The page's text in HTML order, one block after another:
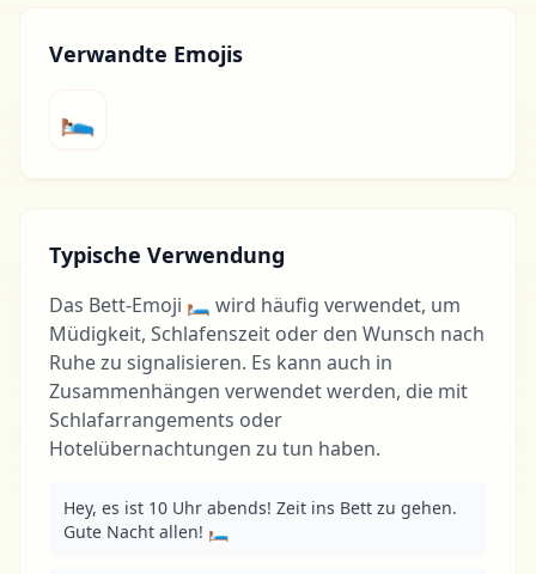
Verwandte Emojis
🛌
Typische Verwendung
Das Bett-Emoji 🛏 wird häufig verwendet, um
Müdigkeit, Schlafenszeit oder den Wunsch nach
Ruhe zu signalisieren. Es kann auch in
Zusammenhängen verwendet werden, die mit
Schlafarrangements oder
Hotelübernachtungen zu tun haben.
Hey, es ist 10 Uhr abends! Zeit ins Bett zu gehen.
Gute Nacht allen! 🛏